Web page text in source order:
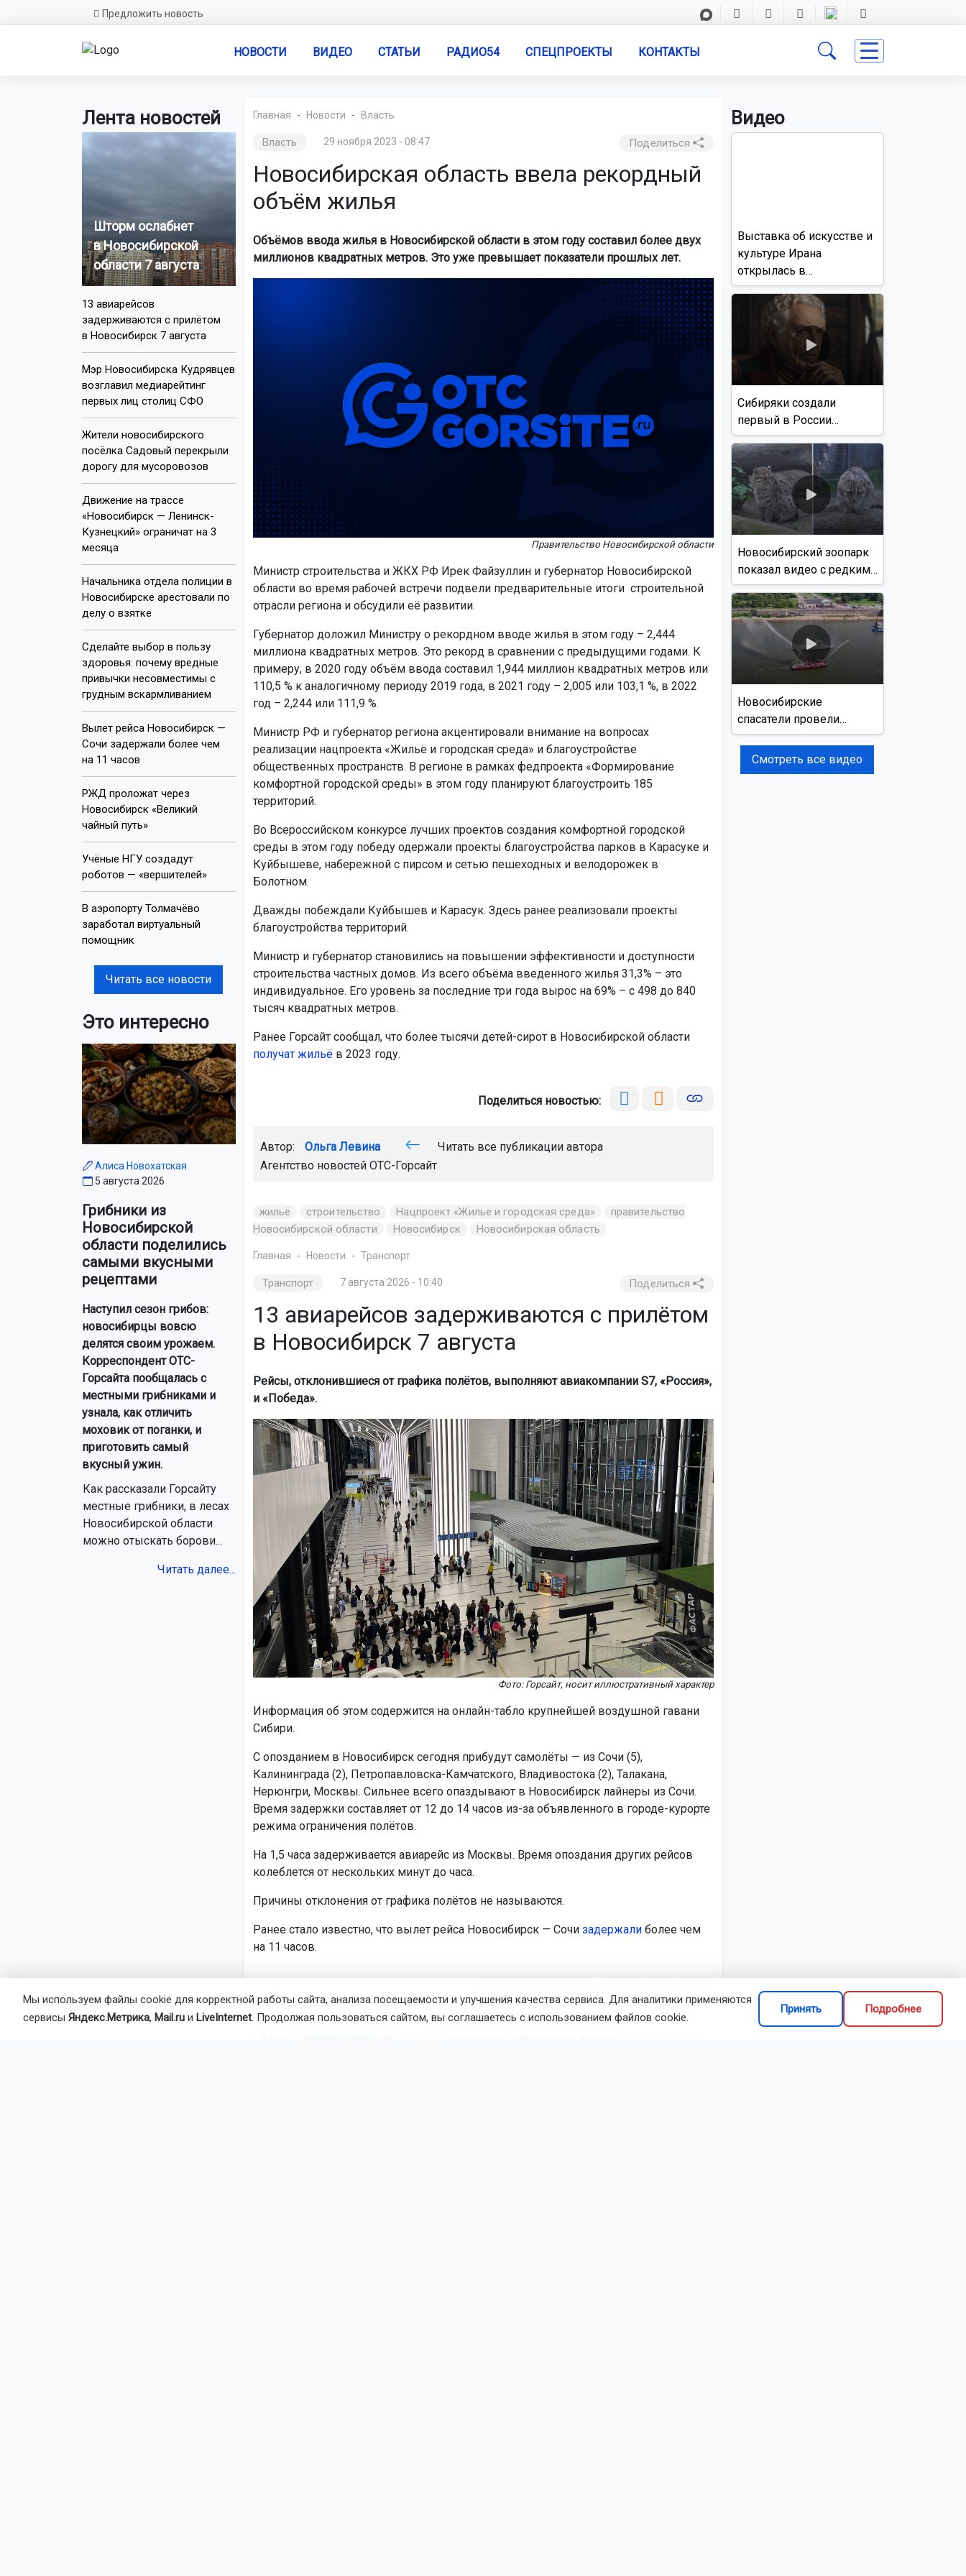
Предложить новость
НОВОСТИ ВИДЕО СТАТЬИ РАДИО54 СПЕЦПРОЕКТЫ КОНТАКТЫ
Лента новостей
Шторм ослабнет
в Новосибирской
области 7 августа
13 авиарейсов
задерживаются с прилётом
в Новосибирск 7 августа
Мэр Новосибирска Кудрявцев
возглавил медиарейтинг
первых лиц столиц СФО
Жители новосибирского
посёлка Садовый перекрыли
дорогу для мусоровозов
Движение на трассе
«Новосибирск — Ленинск-
Кузнецкий» ограничат на 3
месяца
Начальника отдела полиции в
Новосибирске арестовали по
делу о взятке
Сделайте выбор в пользу
здоровья: почему вредные
привычки несовместимы с
грудным вскармливанием
Вылет рейса Новосибирск —
Сочи задержали более чем
на 11 часов
РЖД проложат через
Новосибирск «Великий
чайный путь»
Учёные НГУ создадут
роботов — «вершителей»
В аэропорту Толмачёво
заработал виртуальный
помощник
Читать все новости
Это интересно
Алиса Новохатская
5 августа 2026
Грибники из
Новосибирской
области поделились
самыми вкусными
рецептами
Наступил сезон грибов:
новосибирцы вовсю
делятся своим урожаем.
Корреспондент ОТС-
Горсайта пообщалась с
местными грибниками и
узнала, как отличить
моховик от поганки, и
приготовить самый
вкусный ужин.
Как рассказали Горсайту
местные грибники, в лесах
Новосибирской области
можно отыскать борови...
Читать далее...
Главная Новости Власть
Власть 29 ноября 2023 - 08:47 Поделиться
Новосибирская область ввела рекордный
объём жилья
Объёмов ввода жилья в Новосибирской области в этом году составил более двух
миллионов квадратных метров. Это уже превышает показатели прошлых лет.
Правительство Новосибирской области
Министр строительства и ЖКХ РФ Ирек Файзуллин и губернатор Новосибирской
области во время рабочей встречи подвели предварительные итоги строительной
отрасли региона и обсудили её развитии.
Губернатор доложил Министру о рекордном вводе жилья в этом году – 2,444
миллиона квадратных метров. Это рекорд в сравнении с предыдущими годами. К
примеру, в 2020 году объём ввода составил 1,944 миллион квадратных метров или
110,5 % к аналогичному периоду 2019 года, в 2021 году – 2,005 или 103,1 %, в 2022
год – 2,244 или 111,9 %.
Министр РФ и губернатор региона акцентировали внимание на вопросах
реализации нацпроекта «Жильë и городская среда» и благоустройстве
общественных пространств. В регионе в рамках федпроекта «Формирование
комфортной городской среды» в этом году планируют благоустроить 185
территорий.
Во Всероссийском конкурсе лучших проектов создания комфортной городской
среды в этом году победу одержали проекты благоустройства парков в Карасуке и
Куйбышеве, набережной с пирсом и сетью пешеходных и велодорожек в
Болотном.
Дважды побеждали Куйбышев и Карасук. Здесь ранее реализовали проекты
благоустройства территорий.
Министр и губернатор становились на повышении эффективности и доступности
строительства частных домов. Из всего объёма введенного жилья 31,3% – это
индивидуальное. Его уровень за последние три года вырос на 69% – с 498 до 840
тысяч квадратных метров.
Ранее Горсайт сообщал, что более тысячи детей-сирот в Новосибирской области
получат жильёв 2023 году.
Поделиться новостью:
Автор: Ольга Левина
Читать все публикации автора
Агентство новостей ОТС-Горсайт
жильё строительство Нацпроект «Жилье и городская среда»
правительство
Новосибирской области
Новосибирск Новосибирская область
Главная Новости Транспорт
Транспорт 7 августа 2026 - 10:40 Поделиться
13 авиарейсов задерживаются с прилётом
в Новосибирск 7 августа
Рейсы, отклонившиеся от графика полётов, выполняют авиакомпании S7, «Россия»,
и «Победа».
Фото: Горсайт, носит иллюстративный характер
Информация об этом содержится на онлайн-табло крупнейшей воздушной гавани
Сибири.
С опозданием в Новосибирск сегодня прибудут самолёты — из Сочи (5),
Калининграда (2), Петропавловска-Камчатского, Владивостока (2), Талакана,
Нерюнгри, Москвы. Сильнее всего опаздывают в Новосибирск лайнеры из Сочи.
Время задержки составляет от 12 до 14 часов из-за объявленного в городе-курорте
режима ограничения полётов.
На 1,5 часа задерживается авиарейс из Москвы. Время опоздания других рейсов
колеблется от нескольких минут до часа.
Причины отклонения от графика полётов не называются.
Ранее стало известно, что вылет рейса Новосибирск — Сочи задержалиболее чем
на 11 часов.
Видео
Выставка об искусстве и
культуре Ирана
открылась в
Новосибирске
Сибиряки создали
первый в России
документальный фильм
с использованием ИИ
Новосибирский зоопарк
показал видео с редким
виверровым котом
Новосибирские
спасатели провели
учения на реке Обь
Смотреть все видео
Мы используем файлы cookie для корректной работы сайта, анализа посещаемости и улучшения качества сервиса. Для аналитики применяются
сервисы Яндекс.Метрика, Mail.ru и LiveInternet. Продолжая пользоваться сайтом, вы соглашаетесь с использованием файлов cookie.
Принять Подробнее